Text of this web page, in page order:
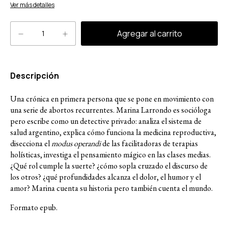
Ver más detalles
Descripción
Una crónica en primera persona que se pone en movimiento con
una serie de abortos recurrentes. Marina Larrondo es socióloga
pero escribe como un detective privado: analiza el sistema de
salud argentino, explica cómo funciona la medicina reproductiva,
disecciona elmodus operandide las facilitadoras de terapias
holísticas, investiga el pensamiento mágico en las clases medias.
¿Qué rol cumple la suerte? ¿cómo sopla cruzado el discurso de
los otros? ¿qué profundidades alcanza el dolor, el humor y el
amor? Marina cuenta su historia pero también cuenta el mundo.
Formato epub.